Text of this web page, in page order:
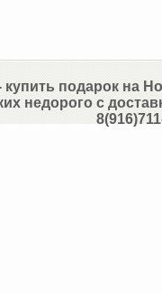
купить подарок на
недорого с